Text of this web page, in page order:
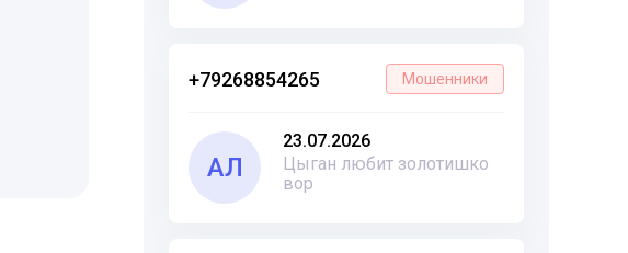
+79268854265 Мошенники
АЛ
23.07.2026
Цыган любит золотишко
вор